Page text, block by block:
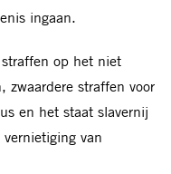
ingaan.
op het niet
zwaardere straffen voor
en het staat slavernij
van